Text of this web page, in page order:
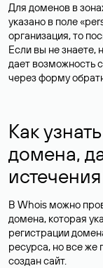
Для доменов в
указано в поле
организация, то
Если вы не знаете,
дает возможность
через форму
Как
домена,
истечения
В Whois можно
домена, которая
регистрации
ресурса, но все же
создан сайт.